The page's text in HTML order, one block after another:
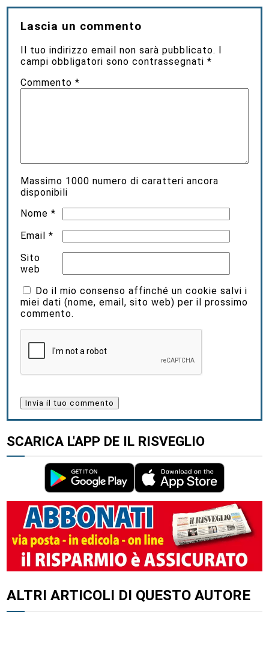
Lascia un commento
Il tuo indirizzo email non sarà pubblicato. I
campi obbligatori sono contrassegnati*
Commento*
Massimo 1000 numero di caratteri ancora
disponibili
Nome*
Email*
Sito
web
Do il mio consenso affinché un cookie salvi i
miei dati (nome, email, sito web) per il prossimo
commento.
SCARICA L'APP DE IL RISVEGLIO
ALTRI ARTICOLI DI QUESTO AUTORE